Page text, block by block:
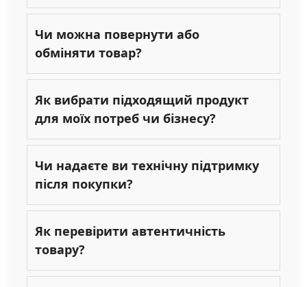
Чи можна повернути або
обміняти товар?
Як вибрати підходящий продукт
для моїх потреб чи бізнесу?
Чи надаєте ви технічну підтримку
після покупки?
Як перевірити автентичність
товару?